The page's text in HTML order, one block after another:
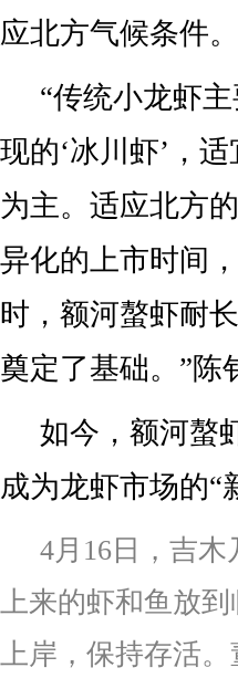
应北方气候条件。
“传统小龙虾
现的‘冰川虾’，
为主。适应北方
异化的上市时间
时，额河螯虾耐
奠定了基础。”陈
如今，额河螯
成为龙虾市场的“
4月16日，吉
上来的虾和鱼放
上岸，保持存活。